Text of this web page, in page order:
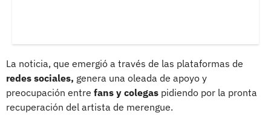
La noticia, que emergió a través de las plataformas de
redes sociales, genera una oleada de apoyo y
preocupación entre fans y colegas pidiendo por la pronta
recuperación del artista de merengue.